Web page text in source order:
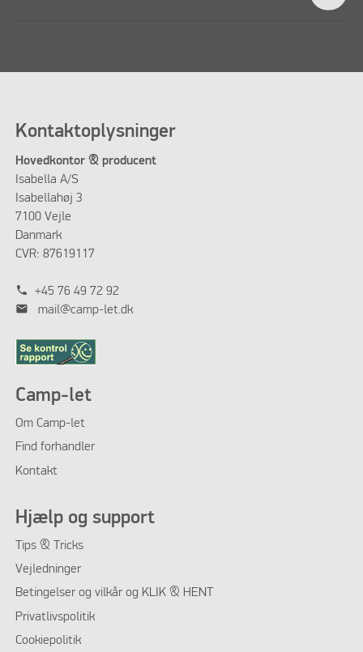
Kontaktoplysninger
Hovedkontor & producent
Isabella A/S
Isabellahøj 3
7100 Vejle
Danmark
CVR: 87619117
phone +45 76 49 72 92
mail mail@camp-let.dk
Camp-let
Om Camp-let
Find forhandler
Kontakt
Hjælp og support
Tips & Tricks
Vejledninger
Betingelser og vilkår og KLIK & HENT
Privatlivspolitik
Cookiepolitik